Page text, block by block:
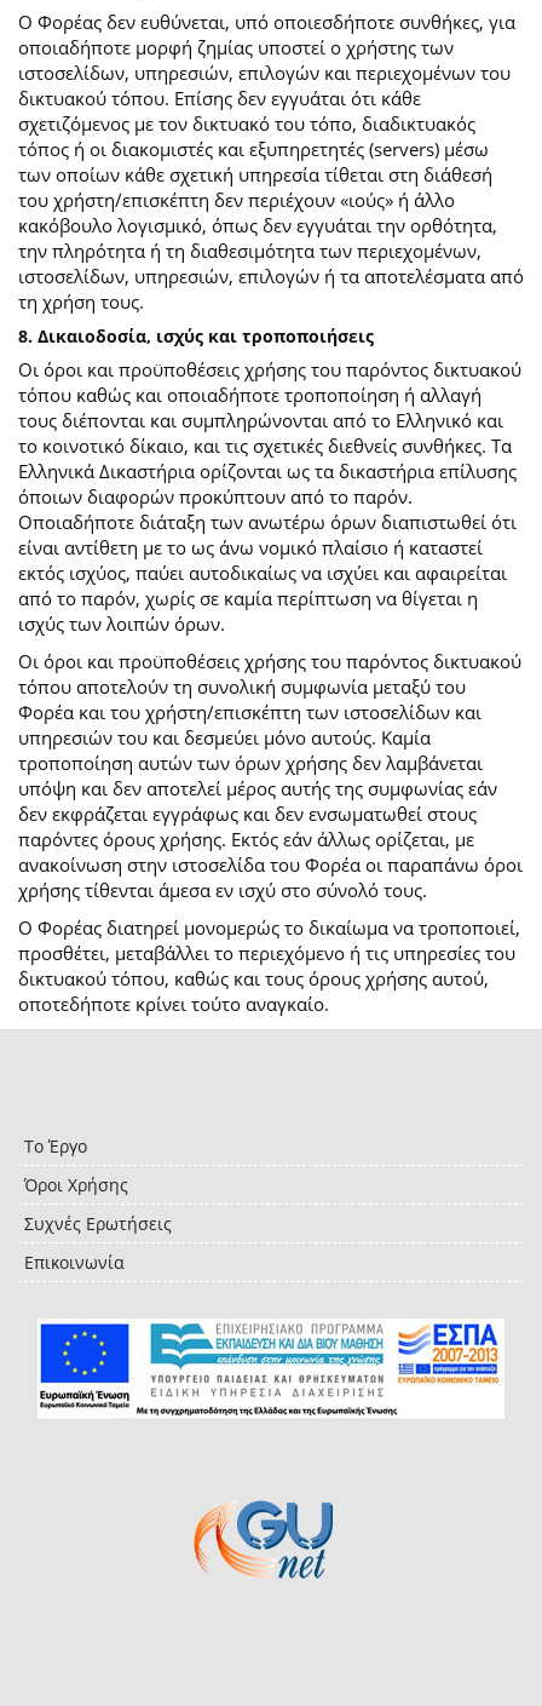
Ο Φορέας δεν ευθύνεται, υπό οποιεσδήποτε συνθήκες, για
οποιαδήποτε μορφή ζημίας υποστεί ο χρήστης των
ιστοσελίδων, υπηρεσιών, επιλογών και περιεχομένων του
δικτυακού τόπου. Επίσης δεν εγγυάται ότι κάθε
σχετιζόμενος με τον δικτυακό του τόπο, διαδικτυακός
τόπος ή οι διακομιστές και εξυπηρετητές (servers) μέσω
των οποίων κάθε σχετική υπηρεσία τίθεται στη διάθεσή
του χρήστη/επισκέπτη δεν περιέχουν «ιούς» ή άλλο
κακόβουλο λογισμικό, όπως δεν εγγυάται την ορθότητα,
την πληρότητα ή τη διαθεσιμότητα των περιεχομένων,
ιστοσελίδων, υπηρεσιών, επιλογών ή τα αποτελέσματα από
τη χρήση τους.
8. Δικαιοδοσία, ισχύς και τροποποιήσεις
Οι όροι και προϋποθέσεις χρήσης του παρόντος δικτυακού
τόπου καθώς και οποιαδήποτε τροποποίηση ή αλλαγή
τους διέπονται και συμπληρώνονται από το Ελληνικό και
το κοινοτικό δίκαιο, και τις σχετικές διεθνείς συνθήκες. Τα
Ελληνικά Δικαστήρια ορίζονται ως τα δικαστήρια επίλυσης
όποιων διαφορών προκύπτουν από το παρόν.
Οποιαδήποτε διάταξη των ανωτέρω όρων διαπιστωθεί ότι
είναι αντίθετη με το ως άνω νομικό πλαίσιο ή καταστεί
εκτός ισχύος, παύει αυτοδικαίως να ισχύει και αφαιρείται
από το παρόν, χωρίς σε καμία περίπτωση να θίγεται η
ισχύς των λοιπών όρων.
Οι όροι και προϋποθέσεις χρήσης του παρόντος δικτυακού
τόπου αποτελούν τη συνολική συμφωνία μεταξύ του
Φορέα και του χρήστη/επισκέπτη των ιστοσελίδων και
υπηρεσιών του και δεσμεύει μόνο αυτούς. Καμία
τροποποίηση αυτών των όρων χρήσης δεν λαμβάνεται
υπόψη και δεν αποτελεί μέρος αυτής της συμφωνίας εάν
δεν εκφράζεται εγγράφως και δεν ενσωματωθεί στους
παρόντες όρους χρήσης. Εκτός εάν άλλως ορίζεται, με
ανακοίνωση στην ιστοσελίδα του Φορέα οι παραπάνω όροι
χρήσης τίθενται άμεσα εν ισχύ στο σύνολό τους.
Ο Φορέας διατηρεί μονομερώς το δικαίωμα να τροποποιεί,
προσθέτει, μεταβάλλει το περιεχόμενο ή τις υπηρεσίες του
δικτυακού τόπου, καθώς και τους όρους χρήσης αυτού,
οποτεδήποτε κρίνει τούτο αναγκαίο.
Το Έργο
Όροι Χρήσης
Συχνές Ερωτήσεις
Επικοινωνία